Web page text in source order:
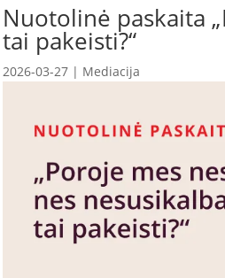
Nuotolinė paskaita
tai pakeisti?“
2026-03-27| Mediacija